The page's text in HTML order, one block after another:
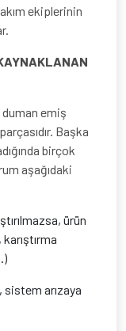
ekiplerinin
emiş
Başka
birçok
aşağıdaki
ürün
arızaya